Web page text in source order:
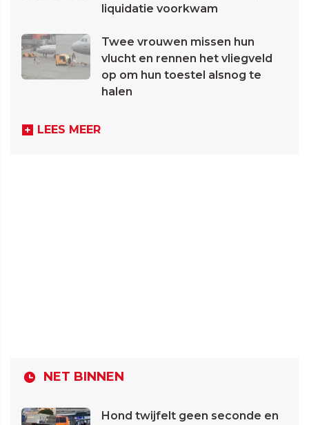
liquidatie voorkwam
Twee vrouwen missen hun
vlucht en rennen het vliegveld
op om hun toestel alsnog te
halen
LEES MEER
NET BINNEN
Hond twijfelt geen seconde en